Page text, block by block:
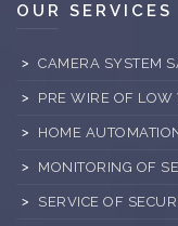
OUR SERVICES
CAMERA SYSTEM
PRE WIRE OF LOW
HOME
MONITORING OF
SERVICE OF